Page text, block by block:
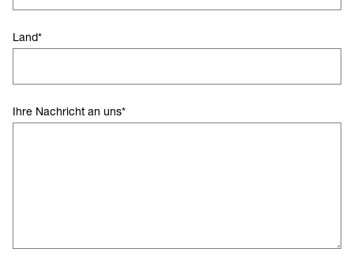
Land*
Ihre Nachricht an uns*